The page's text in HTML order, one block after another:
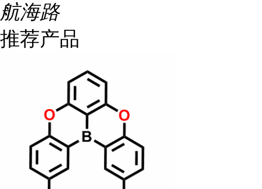
航海路
推荐产品